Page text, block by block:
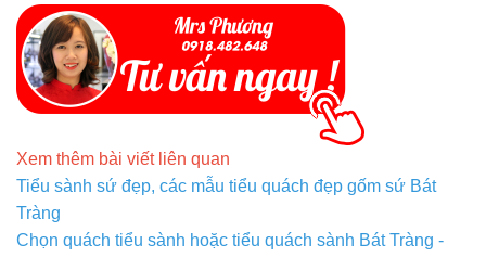
Xem thêm bài viết liên quan
Tiểu sành sứ đẹp, các mẫu tiểu quách đẹp gốm sứ Bát
Tràng
Chọn quách tiểu sành hoặc tiểu quách sành Bát Tràng -